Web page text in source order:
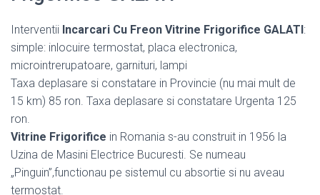
Interventii Incarcari Cu Freon Vitrine Frigorifice GALATI:
simple: inlocuire termostat, placa electronica,
microintrerupatoare, garnituri, lampi
Taxa deplasare si constatare in Provincie (nu mai mult de
15 km) 85 ron. Taxa deplasare si constatare Urgenta 125
ron.
Vitrine Frigorifice in Romania s-au construit in 1956 la
Uzina de Masini Electrice Bucuresti. Se numeau
„Pinguin”,functionau pe sistemul cu absortie si nu aveau
termostat.